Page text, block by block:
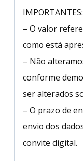
IMPORTANTES:
– O valor
como está
– Não
conforme
ser alterados
– O prazo de
envio dos
convite digital.